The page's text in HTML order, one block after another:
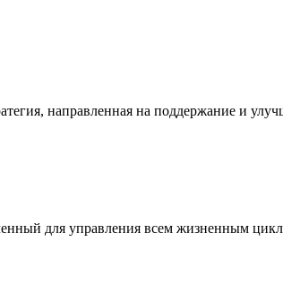
направленная на поддержание и
для управления всем жизненным